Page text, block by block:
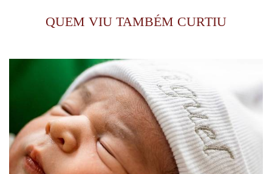
QUEM VIU TAMBÉM CURTIU